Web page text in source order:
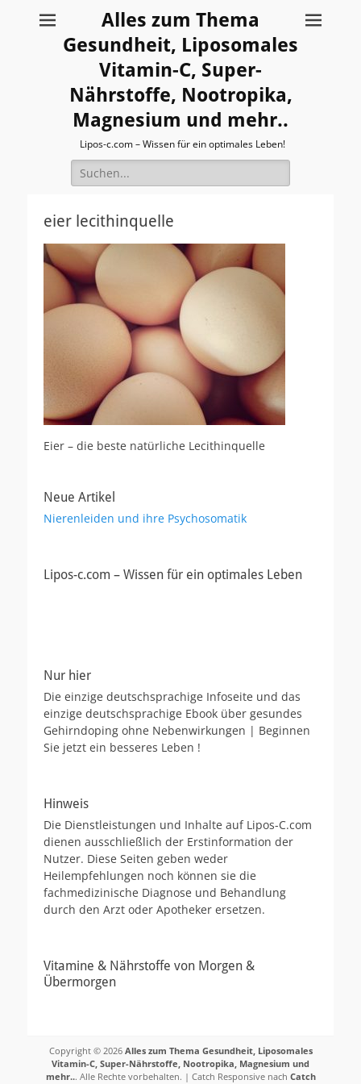
Alles zum Thema
Gesundheit, Liposomales
Vitamin-C, Super-
Nährstoffe, Nootropika,
Magnesium und mehr..
Lipos-c.com – Wissen für ein optimales Leben!
Suche
nach:
eier lecithinquelle
Eier – die beste natürliche Lecithinquelle
Neue Artikel
Nierenleiden und ihre Psychosomatik
Lipos-c.com – Wissen für ein optimales Leben
Nur hier
Die einzige deutschsprachige Infoseite und das
einzige deutschsprachige Ebook über gesundes
Gehirndoping ohne Nebenwirkungen | Beginnen
Sie jetzt ein besseres Leben !
Hinweis
Die Dienstleistungen und Inhalte auf Lipos-C.com
dienen ausschließlich der Erstinformation der
Nutzer. Diese Seiten geben weder
Heilempfehlungen noch können sie die
fachmedizinische Diagnose und Behandlung
durch den Arzt oder Apotheker ersetzen.
Vitamine & Nährstoffe von Morgen &
Übermorgen
Copyright © 2026 Alles zum Thema Gesundheit, Liposomales
Vitamin-C, Super-Nährstoffe, Nootropika, Magnesium und
mehr... Alle Rechte vorbehalten. | Catch Responsive nach Catch